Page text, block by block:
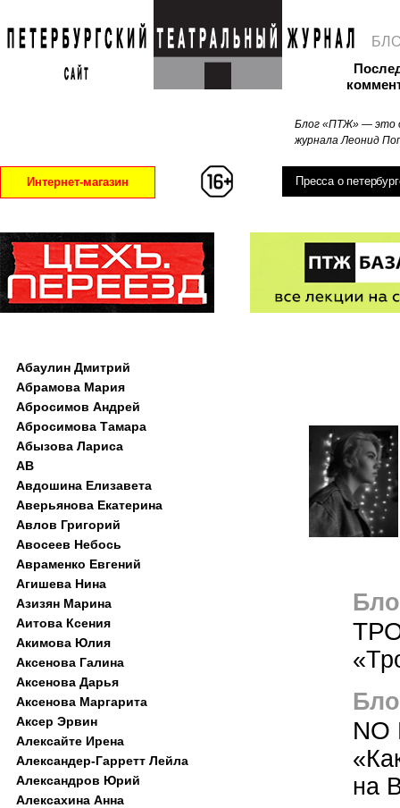
Блог «ПТЖ» — это
журнала Леонид
Интернет-магазин Пресса о
на
Абаулин Дмитрий
Абрамова Мария
Абросимов Андрей
Абросимова Тамара
Абызова Лариса
АВ
Авдошина Елизавета
Аверьянова Екатерина
Авлов Григорий
Авосеев Небось
Авраменко Евгений
Агишева Нина
Азизян Марина
Аитова Ксения
Акимова Юлия
Аксенова Галина
Аксенова Дарья
Аксенова Маргарита
Аксер Эрвин
Алексайте Ирена
Александер-Гарретт Лейла
Александров Юрий
Алексахина Анна